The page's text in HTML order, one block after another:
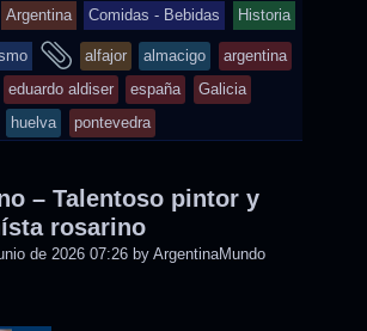
Argentina Comidas - Bebidas Historia
and
tagged
alfajor almacigo
argentina
eduardo aldiser españa
Galicia
huelva pontevedra
– Talentoso pintor y
rosarino
de 2026 07:26 by ArgentinaMundo